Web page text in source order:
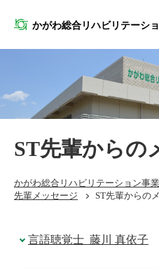
かがわ総合リハビリテーシ
ST先輩からの
かがわ総合リハビリテーション事
先輩メッセージ
ST先輩からの
言語聴覚士 藤川 真依子